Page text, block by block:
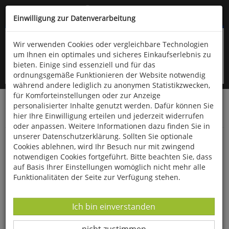
Kompletten Head der Seite überspringen
oder (06766) 9323-960
Startseite Bücher
Biologie allgemein
Haustiere & Nutztiere
Simon und ich
Einwilligung zur Datenverarbeitung
Wir verwenden Cookies oder vergleichbare Technologien
um Ihnen ein optimales und sicheres Einkaufserlebnis zu
bieten. Einige sind essenziell und für das
ordnungsgemäße Funktionieren der Website notwendig
während andere lediglich zu anonymen Statistikzwecken,
für Komforteinstellungen oder zur Anzeige
personalisierter Inhalte genutzt werden. Dafür können Sie
hier Ihre Einwilligung erteilen und jederzeit widerrufen
oder anpassen. Weitere Informationen dazu finden Sie in
unserer Datenschutzerklärung. Sollten Sie optionale
Cookies ablehnen, wird Ihr Besuch nur mit zwingend
notwendigen Cookies fortgeführt. Bitte beachten Sie, dass
auf Basis Ihrer Einstellungen womöglich nicht mehr alle
Funktionalitäten der Seite zur Verfügung stehen.
Datenverarbeitung -
Ich bin einverstanden